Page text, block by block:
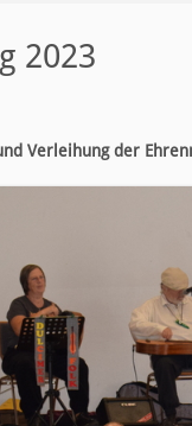
2023
Verleihung der